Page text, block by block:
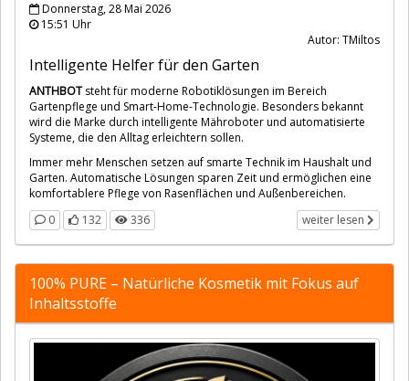
Donnerstag, 28 Mai 2026
15:51 Uhr
Autor: TMiltos
Intelligente Helfer für den Garten
ANTHBOTsteht für moderne Robotiklösungen im Bereich
Gartenpflege und Smart-Home-Technologie. Besonders bekannt
wird die Marke durch intelligente Mähroboter und automatisierte
Systeme, die den Alltag erleichtern sollen.
Immer mehr Menschen setzen auf smarte Technik im Haushalt und
Garten. Automatische Lösungen sparen Zeit und ermöglichen eine
komfortablere Pflege von Rasenflächen und Außenbereichen.
0
132 336 weiter lesen
100% PURE – Natürliche Kosmetik mit Fokus auf
Inhaltsstoffe